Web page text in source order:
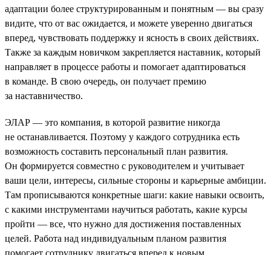
адаптации более структурированным и понятным — вы сразу
видите, что от вас ожидается, и можете уверенно двигаться
вперед, чувствовать поддержку и ясность в своих действиях.
Также за каждым новичком закрепляется наставник, который
направляет в процессе работы и помогает адаптироваться
в команде. В свою очередь, он получает премию
за наставничество.
ЭЛАР — это компания, в которой развитие никогда
не останавливается. Поэтому у каждого сотрудника есть
возможность составить персональный план развития.
Он формируется совместно с руководителем и учитывает
ваши цели, интересы, сильные стороны и карьерные амбиции.
Там прописываются конкретные шаги: какие навыки освоить,
с какими инструментами научиться работать, какие курсы
пройти — все, что нужно для достижения поставленных
целей. Работа над индивидуальным планом развития
помогает сотруднику двигаться вперед к новым